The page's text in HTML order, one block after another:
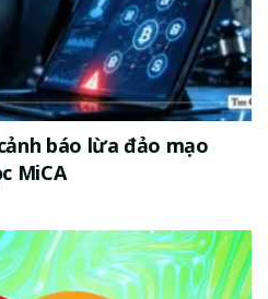
báo lừa đảo mạo
MiCA